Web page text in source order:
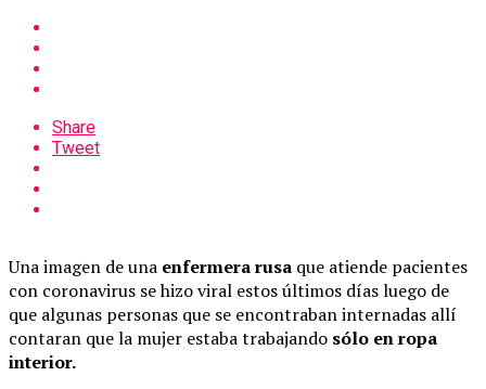
Share
Tweet
Una imagen de una enfermera rusa que atiende pacientes
con coronavirus se hizo viral estos últimos días luego de
que algunas personas que se encontraban internadas allí
contaran que la mujer estaba trabajando sólo en ropa
interior.